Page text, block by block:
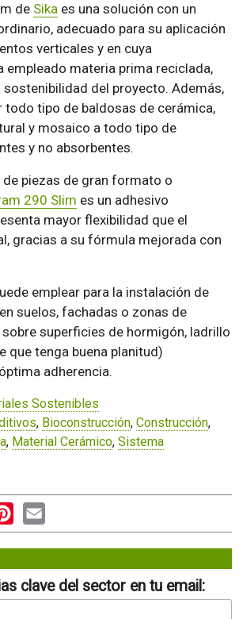
de Sikaes una solución con un
adecuado para su aplicación
verticales y en cuya
empleado materia prima reciclada,
sostenibilidad del proyecto. Además,
todo tipo de baldosas de cerámica,
y mosaico a todo tipo de
y no absorbentes.
de piezas de gran formato o
290 Slim es un adhesivo
mayor flexibilidad que el
gracias a su fórmula mejorada con
emplear para la instalación de
suelos, fachadas o zonas de
sobre superficies de hormigón, ladrillo
que tenga buena planitud)
adherencia.
Sostenibles
, Bioconstrucción, Construcción,
, Material Cerámico, Sistema
PinterestEmail
clave del sector en tu email: